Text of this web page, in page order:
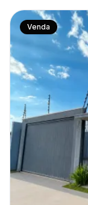
Venda